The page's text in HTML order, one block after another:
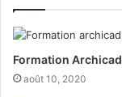
Formation Archicad
août 10, 2020